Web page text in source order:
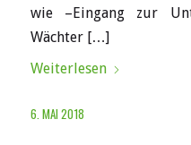
wie –Eingang zur
Wächter […]
Weiterlesen
6. MAI 2018